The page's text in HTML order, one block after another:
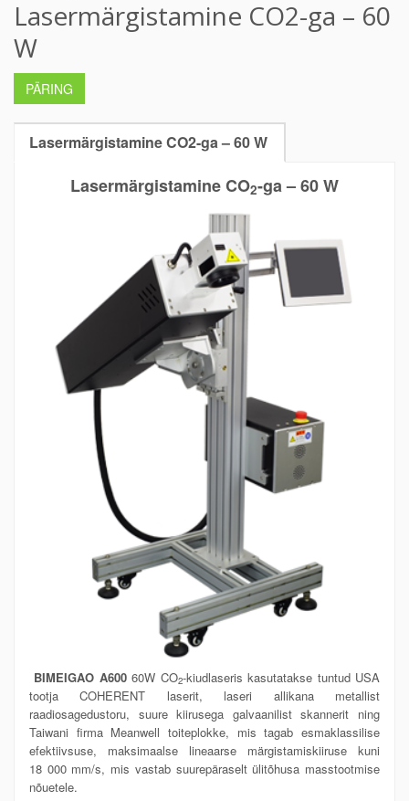
Lasermärgistamine CO2-ga – 60
W
PÄRING
Lasermärgistamine CO2-ga – 60 W
Lasermärgistamine CO2-ga – 60 W
BIMEIGAO A60060W CO2-kiudlaseris kasutatakse tuntud USA
tootja COHERENT laserit, laseri allikana metallist
raadiosagedustoru, suure kiirusega galvaanilist skannerit ning
Taiwani firma Meanwell toiteplokke, mis tagab esmaklassilise
efektiivsuse, maksimaalse lineaarse märgistamiskiiruse kuni
18 000 mm/s, mis vastab suurepäraselt ülitõhusa masstootmise
nõuetele.